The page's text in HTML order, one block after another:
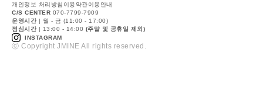
개인정보 처리방침 이용약관이용안내
C/S CENTER 070-7799-7909
운영시간 | 월 - 금 (11:00 - 17:00)
점심시간 | 13:00 - 14:00 (주말 및 공휴일 제외)
INSTAGRAM
ⓒ Copyright JMINE All rights reserved.